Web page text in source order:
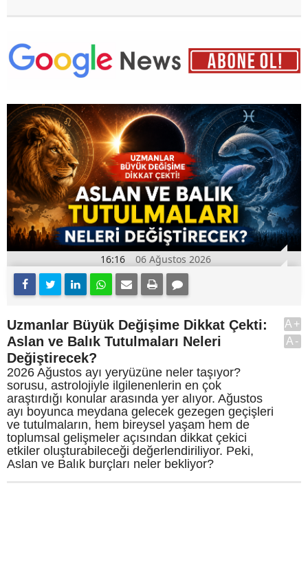
16:16 06 Ağustos 2026
Uzmanlar Büyük Değişime Dikkat Çekti:
Aslan ve Balık Tutulmaları Neleri
Değiştirecek?
2026 Ağustos ayı yeryüzüne neler taşıyor?
sorusu, astrolojiyle ilgilenenlerin en çok
araştırdığı konular arasında yer alıyor. Ağustos
ayı boyunca meydana gelecek gezegen geçişleri
ve tutulmaların, hem bireysel yaşam hem de
toplumsal gelişmeler açısından dikkat çekici
etkiler oluşturabileceği değerlendiriliyor. Peki,
Aslan ve Balık burçları neler bekliyor?
A+
A-